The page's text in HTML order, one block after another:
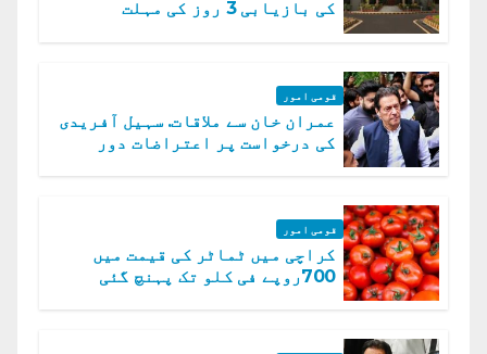
کی بازیابی 3 روز کی مہلت
قومی امور
عمران خان سے ملاقات. سہیل آفریدی
کی درخواست پر اعتراضات دور
قومی امور
کراچی میں ٹماٹر کی قیمت میں
700روپے فی کلو تک پہنچ گئی